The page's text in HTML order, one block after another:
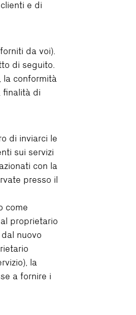
e di
da voi).
di seguito.
la conformità
finalità di
di inviarci le
sui servizi
con la
presso il
come
proprietario
nuovo
la
a fornire i